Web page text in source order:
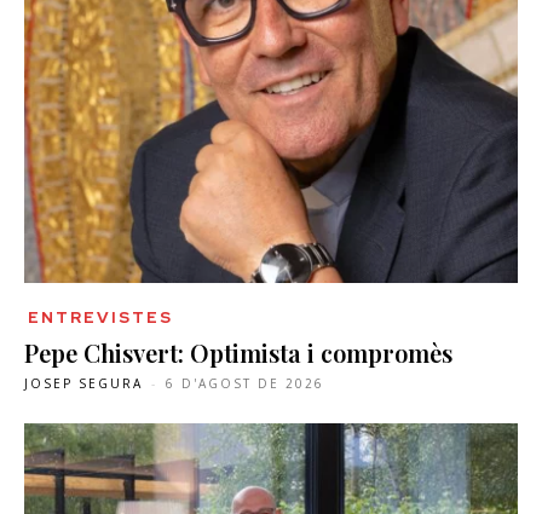
ENTREVISTES
Pepe Chisvert: Optimista i compromès
JOSEP SEGURA - 6 D'AGOST DE 2026